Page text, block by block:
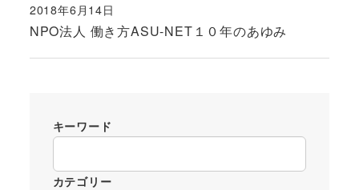
NPO法人 働き方ASU-NET１０年のあゆみ
投稿日
2018年6月14日
キーワード
カテゴリー